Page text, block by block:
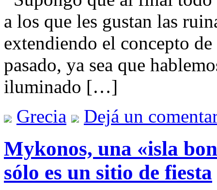
a los que les gustan las
extendiendo el concepto
pasado, ya sea que
iluminado […]
Grecia
Dejá un
Mykonos, una «isla
sólo es un sitio de fiesta